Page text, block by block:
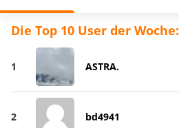
Die Top 10 User der Woche:
1 ASTRA.
2 bd4941